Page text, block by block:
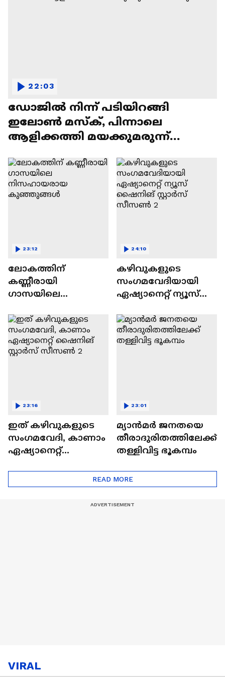
ഡോജിൽ നിന്ന് പടിയിറങ്ങി
ഇലോൺ മസ്ക്, പിന്നാലെ
ആളിക്കത്തി മയക്കുമരുന്ന്
22:03
ലോകത്തിന്
കണ്ണീരായി
ഗാസയിലെ
കുഞ്ഞുങ്ങൾ
23:12
കഴിവുകളുടെ
സംഗമവേദിയായി
ഏഷ്യാനെറ്റ് ന്യൂസ്
സീസൺ 2
24:10
ഇത് കഴിവുകളുടെ
സംഗമവേദി, കാണാം
ഏഷ്യാനെറ്റ്
23:16
മ്യാൻമർ ജനതയെ
തീരാദുരിതത്തിലേക്ക്
തള്ളിവിട്ട ഭൂകമ്പം
23:01
READ MORE
VIRAL